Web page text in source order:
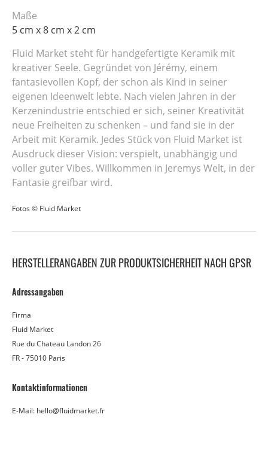
Maße
5 cm x 8 cm x 2 cm
Fluid Market steht für handgefertigte Keramik mit
kreativer Seele. Gegründet von Jérémy, einem
fantasievollen Kopf, der schon als Kind in seiner
eigenen Ideenwelt lebte. Nach vielen Jahren in der
Kerzenindustrie entschied er sich, seiner Kreativität
neue Freiheiten zu schenken – und fand sie in der
Arbeit mit Keramik. Jedes Stück von Fluid Market ist
Ausdruck dieser Vision: verspielt, unabhängig und
voller guter Vibes. Willkommen in Jeremys Welt, in der
Fantasie greifbar wird.
Fotos © Fluid Market
HERSTELLERANGABEN ZUR PRODUKTSICHERHEIT NACH GPSR
Adressangaben
Firma
Fluid Market
Rue du Chateau Landon 26
FR - 75010 Paris
Kontaktinformationen
E-Mail: hello@fluidmarket.fr